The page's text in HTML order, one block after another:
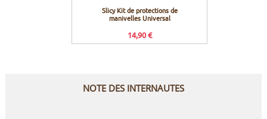
Slicy Kit de protections de
manivelles Universal
14,90 €
NOTE DES INTERNAUTES